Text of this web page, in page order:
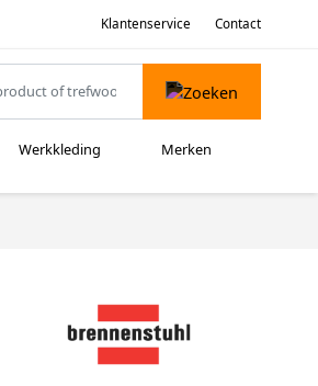
Klantenservice Contact
Werkkleding Merken